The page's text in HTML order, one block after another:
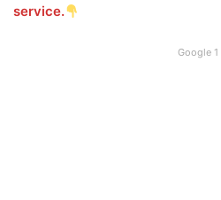
service.
Google 1